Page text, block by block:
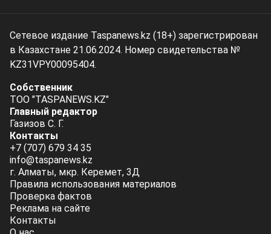
Сетевое издание Taspanews.kz (18+) зарегистрирован
в Казахстане 21.06.2024. Номер свидетельства №
KZ31VPY00095404.
Собственник
ТОО "TASPANEWS.KZ"
Главный редактор
Газизов С. Г.
Контакты
+7 (707) 679 34 35
info@taspanews.kz
г. Алматы, мкр. Керемет, 3Д
Правила использования материалов
Проверка фактов
Реклама на сайте
Контакты